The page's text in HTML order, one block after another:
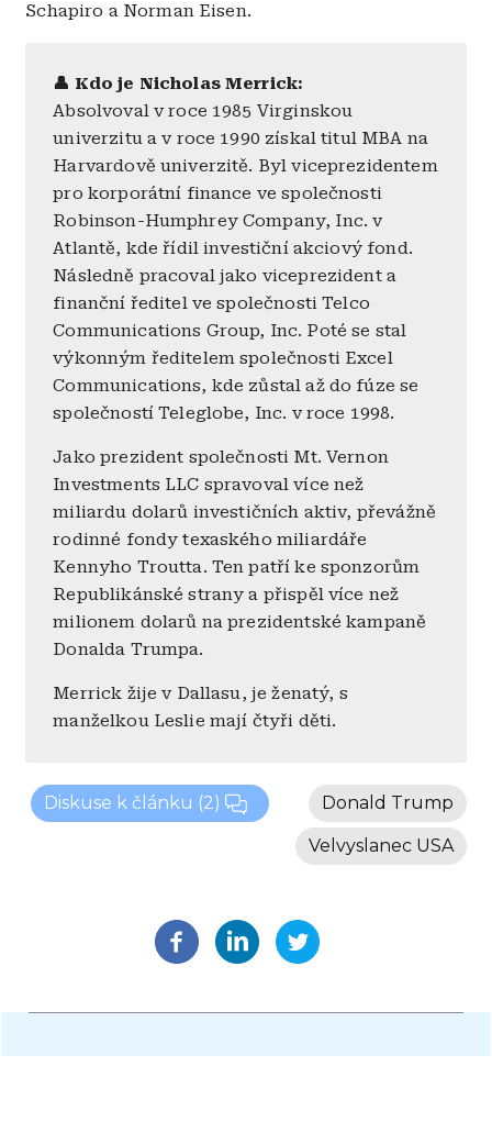
Schapiro a Norman Eisen.
👤 Kdo je Nicholas Merrick:
Absolvoval v roce 1985 Virginskou
univerzitu a v roce 1990 získal titul MBA na
Harvardově univerzitě. Byl viceprezidentem
pro korporátní finance ve společnosti
Robinson-Humphrey Company, Inc. v
Atlantě, kde řídil investiční akciový fond.
Následně pracoval jako viceprezident a
finanční ředitel ve společnosti Telco
Communications Group, Inc. Poté se stal
výkonným ředitelem společnosti Excel
Communications, kde zůstal až do fúze se
společností Teleglobe, Inc. v roce 1998.
Jako prezident společnosti Mt. Vernon
Investments LLC spravoval více než
miliardu dolarů investičních aktiv, převážně
rodinné fondy texaského miliardáře
Kennyho Troutta. Ten patří ke sponzorům
Republikánské strany a přispěl více než
milionem dolarů na prezidentské kampaně
Donalda Trumpa.
Merrick žije v Dallasu, je ženatý, s
manželkou Leslie mají čtyři děti.
Diskuse k článku (2) Donald Trump
Velvyslanec USA